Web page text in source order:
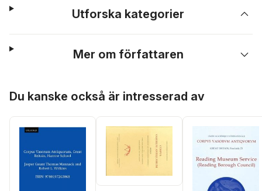
Utforska kategorier
Mer om författaren
Du kanske också är intresserad av